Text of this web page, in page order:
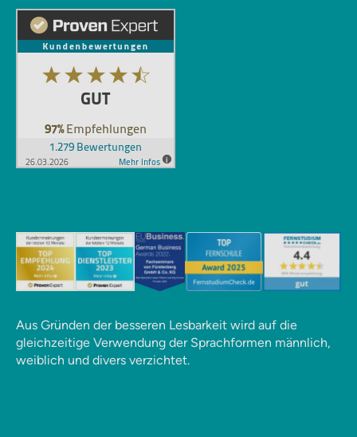
Aus Gründen der besseren Lesbarkeit wird auf die
gleichzeitige Verwendung der Sprachformen männlich,
weiblich und divers verzichtet.